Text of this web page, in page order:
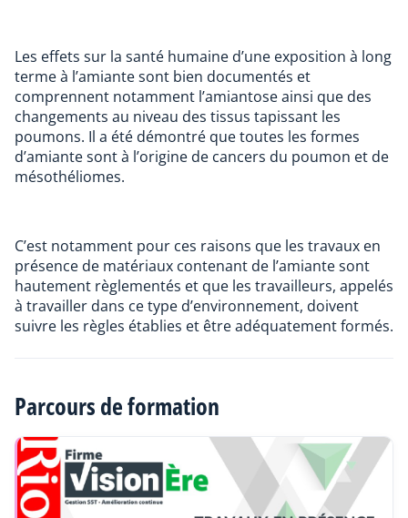
Les effets sur la santé humaine d’une exposition à long
terme à l’amiante sont bien documentés et
comprennent notamment l’amiantose ainsi que des
changements au niveau des tissus tapissant les
poumons. Il a été démontré que toutes les formes
d’amiante sont à l’origine de cancers du poumon et de
mésothéliomes.
C’est notamment pour ces raisons que les travaux en
présence de matériaux contenant de l’amiante sont
hautement règlementés et que les travailleurs, appelés
à travailler dans ce type d’environnement, doivent
suivre les règles établies et être adéquatement formés.
Parcours de formation